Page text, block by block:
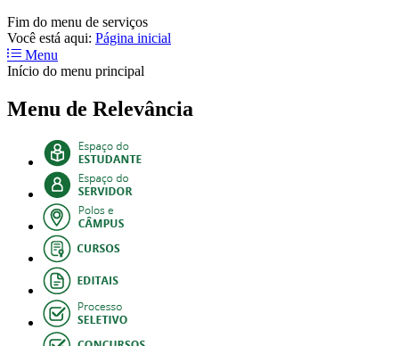
Fim do menu de serviços
Você está aqui: Página inicial
Menu
Início do menu principal
Menu de Relevância